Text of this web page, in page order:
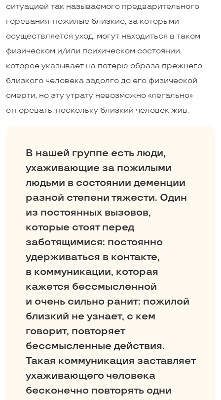
ситуацией так называемого предварительного
горевания: пожилые близкие, за которыми
осуществляется уход, могут находиться в таком
физическом и/или психическом состоянии,
которое указывает на потерю образа прежнего
близкого человека задолго до его физической
смерти, но эту утрату невозможно «легально»
отгоревать, поскольку близкий человек жив.
В нашей группе есть люди,
ухаживающие за пожилыми
людьми в состоянии деменции
разной степени тяжести. Один
из постоянных вызовов,
которые стоят перед
заботящимися: постоянно
удерживаться в контакте,
в коммуникации, которая
кажется бессмысленной
и очень сильно ранит: пожилой
близкий не узнает, с кем
говорит, повторяет
бессмысленные действия.
Такая коммуникация заставляет
ухаживающего человека
бесконечно повторять одни